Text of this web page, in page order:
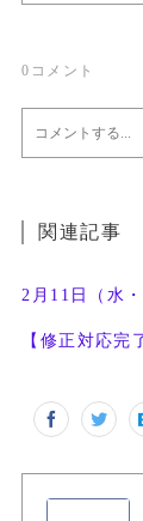
0 コメント
関連記事